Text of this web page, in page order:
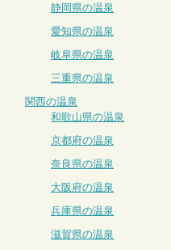
静岡県の温泉
愛知県の温泉
岐阜県の温泉
三重県の温泉
関西の温泉
和歌山県の温泉
京都府の温泉
奈良県の温泉
大阪府の温泉
兵庫県の温泉
滋賀県の温泉